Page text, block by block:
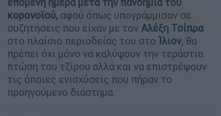
κορονοϊού, αφού όπως υπογράμμισαν σε
συζητήσεις που είχαν με τον Αλέξη Τσίπρα
στο πλαίσιο περιοδείας του στο Ίλιον, θα
πρέπει όχι μόνο να καλύψουν την τεράστια
πτώση του τζίρου αλλά και να επιστρέψουν
τις όποιες ενισχύσεις που πήραν το
προηγούμενο διάστημα.